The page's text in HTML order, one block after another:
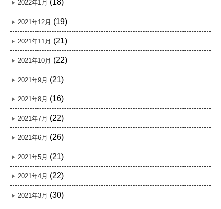
2022年1月 (18)
2021年12月 (19)
2021年11月 (21)
2021年10月 (22)
2021年9月 (21)
2021年8月 (16)
2021年7月 (22)
2021年6月 (26)
2021年5月 (21)
2021年4月 (22)
2021年3月 (30)